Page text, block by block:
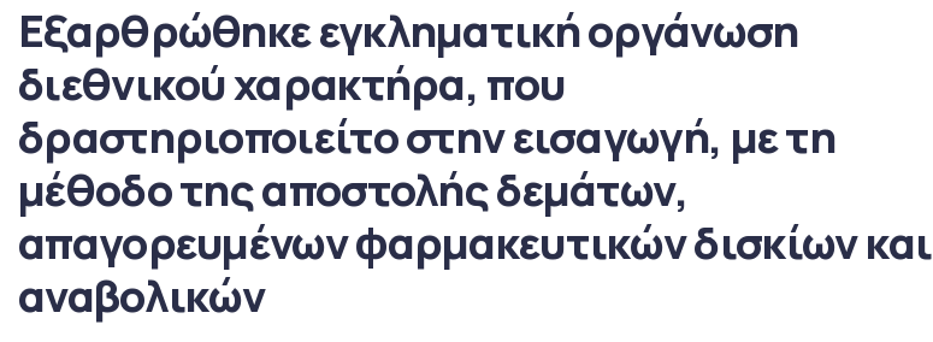
Εξαρθρώθηκε εγκληματική οργάνωση
διεθνικού χαρακτήρα, που
δραστηριοποιείτο στην εισαγωγή, με τη
μέθοδο της αποστολής δεμάτων,
απαγορευμένων φαρμακευτικών δισκίων και
αναβολικών